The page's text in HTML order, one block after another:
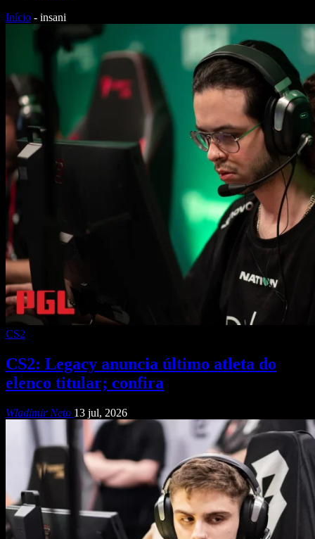
Início - insani
CS2
CS2: Legacy anuncia último atleta do
elenco titular; confira
Wladimir Neto 13 jul, 2026